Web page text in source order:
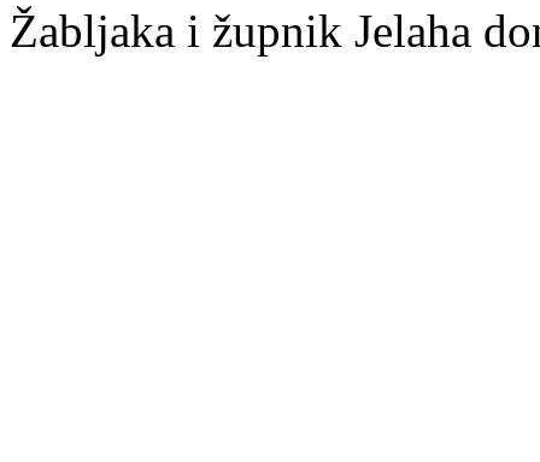
Žabljaka i župnik Jelaha